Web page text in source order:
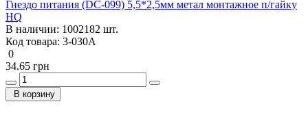
Гнездо питания (DC-099) 5,5*2,5мм метал монтажное п/гайку
HQ
В наличии: 1002182 шт.
Код товара: 3-030А
0
34.65 грн
В корзину